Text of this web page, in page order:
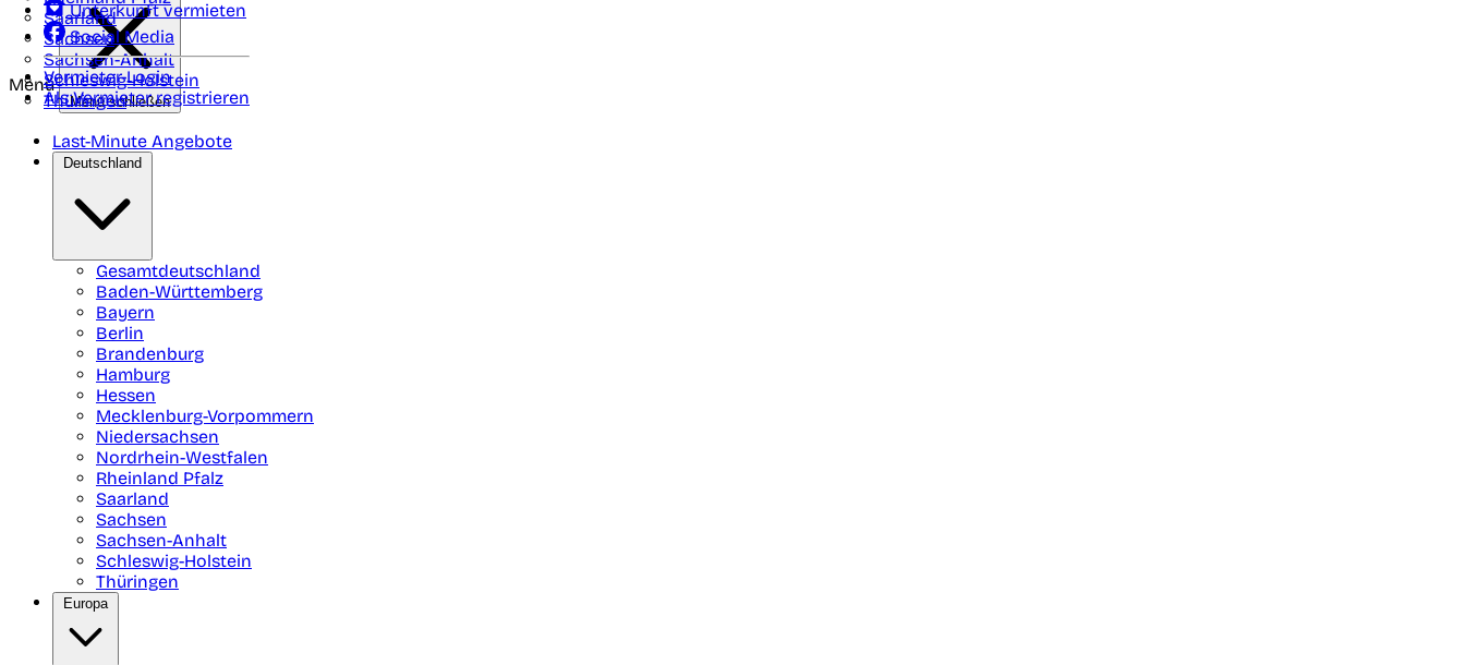
Saarland
Sachsen
Sachsen-Anhalt
Schleswig-Holstein
Thüringen
Unterkunft vermieten
Social Media
Vermieter-Login
Als Vermieter registrieren
Menü
Menü schließen
Last-Minute Angebote
Deutschland
Gesamtdeutschland
Baden-Württemberg
Bayern
Berlin
Brandenburg
Hamburg
Hessen
Mecklenburg-Vorpommern
Niedersachsen
Nordrhein-Westfalen
Rheinland Pfalz
Saarland
Sachsen
Sachsen-Anhalt
Schleswig-Holstein
Thüringen
Europa